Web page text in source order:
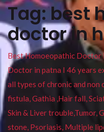
Tag:best
doctor in
Best Homoeopathic Doctor
Doctor in patna I 46 years
all types of chronic and non
fistula, Gathia ,Hair fall,
Skin & Liver trouble,Tumor,
stone, Psoriasis, Multiple